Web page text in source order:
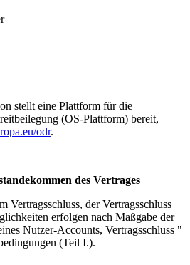
stellt eine Plattform für die
(OS-Plattform) bereit,
odr.
des Vertrages
Vertragsschluss, der Vertragsschluss
erfolgen nach Maßgabe der
Nutzer-Accounts, Vertragsschluss "
(Teil I.).